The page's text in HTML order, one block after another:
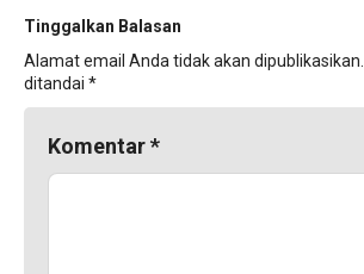
Tinggalkan Balasan
Alamat email Anda tidak akan dipublikasikan.
ditandai *
Komentar*